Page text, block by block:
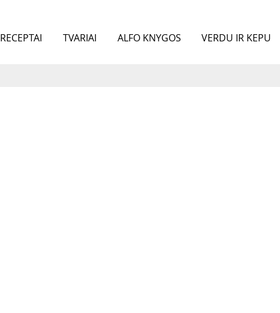
RECEPTAI TVARIAI ALFO KNYGOS VERDU IR KEPU